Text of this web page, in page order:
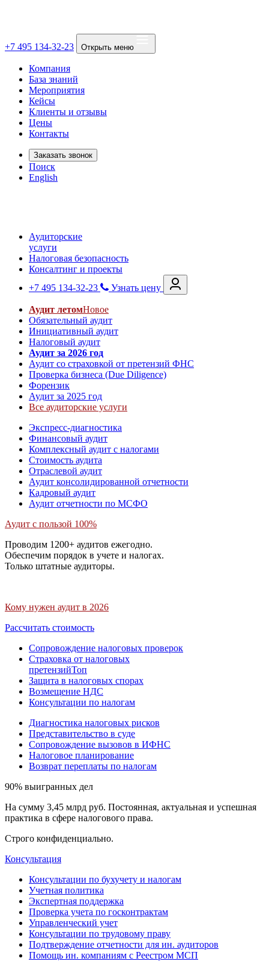
+7 495 134-32-23 Открыть меню
Компания
База знаний
Мероприятия
Кейсы
Клиенты и отзывы
Цены
Контакты
Заказать звонок
Поиск
English
Аудиторские
услуги
Налоговая безопасность
Консалтинг и проекты
+7 495 134-32-23
Узнать цену
Аудит летомНовое
Обязательный аудит
Инициативный аудит
Налоговый аудит
Аудит за 2026 год
Аудит со страховкой от претензий ФНС
Проверка бизнеса (Due Diligence)
Форензик
Аудит за 2025 год
Все аудиторские услуги
Экспресс-диагностика
Финансовый аудит
Комплексный аудит с налогами
Стоимость аудита
Отраслевой аудит
Аудит консолидированной отчетности
Кадровый аудит
Аудит отчетности по МСФО
Аудит с пользой 100%
Проводим 1200+ аудитов ежегодно.
Обеспечим порядок в учете и налогах.
Только штатные аудиторы.
Кому нужен аудит в 2026
Рассчитать стоимость
Сопровождение налоговых проверок
Страховка от налоговых
претензийТоп
Защита в налоговых спорах
Возмещение НДС
Консультации по налогам
Диагностика налоговых рисков
Представительство в суде
Сопровождение вызовов в ИФНС
Налоговое планирование
Возврат переплаты по налогам
90% выигранных дел
На сумму 3,45 млрд руб. Постоянная, актуальная и успешная
практика в сфере налогового права.
Строго конфиденциально.
Консультация
Консультации по бухучету и налогам
Учетная политика
Экспертная поддержка
Проверка учета по госконтрактам
Управленческий учет
Консультации по трудовому праву
Подтверждение отчетности для ин. аудиторов
Помощь ин. компаниям с Реестром МСП